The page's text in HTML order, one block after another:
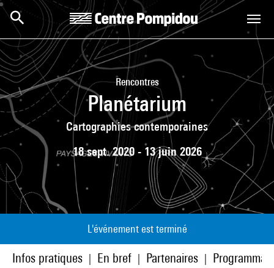
Aller au contenu principal
Centre Pompidou
Rencontres
Planétarium
Cartographies contemporaines
18 sept. 2020 - 13 juin 2026
L'événement est terminé
Infos pratiques En bref Partenaires